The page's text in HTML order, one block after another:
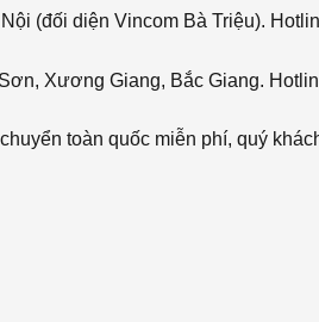
(đối diện Vincom Bà Triệu).
Xương Giang, Bắc Giang.
toàn quốc miễn phí, quý